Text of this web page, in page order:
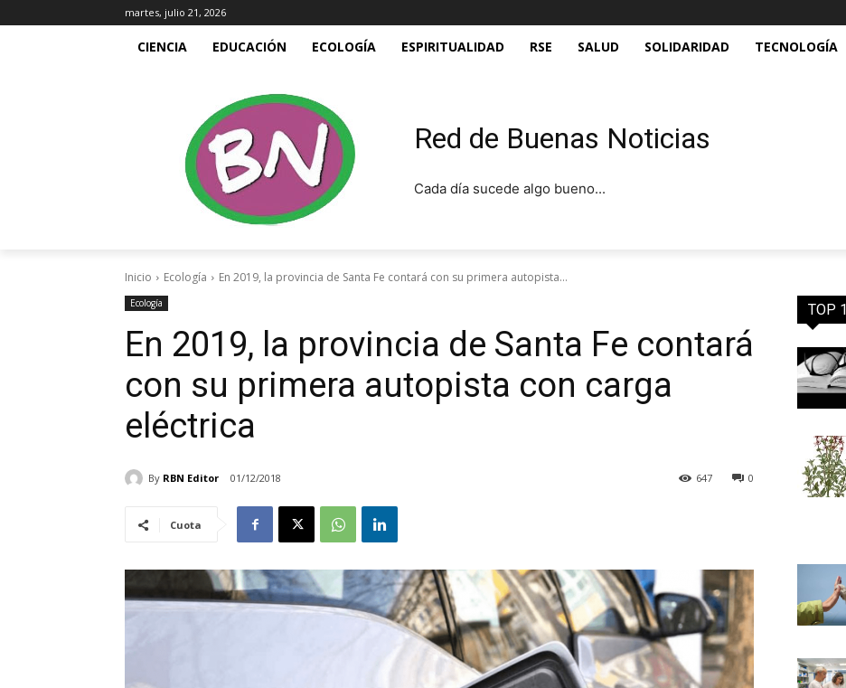
martes, julio 21, 2026
CIENCIA EDUCACIÓN ECOLOGÍA ESPIRITUALIDAD RSE SALUD SOLIDARIDAD TECNOLOGÍA
Red de Buenas Noticias
Cada día sucede algo bueno...
Inicio Ecología En 2019, la provincia de Santa Fe contará con su primera autopista...
Ecología
En 2019, la provincia de Santa Fe contará
con su primera autopista con carga
eléctrica
By RBN Editor 01/12/2018 0
647
Cuota
TOP